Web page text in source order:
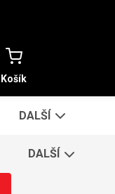
Košík
DALŠÍ
DALŠÍ